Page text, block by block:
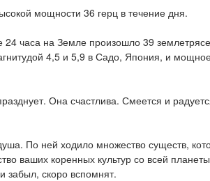
мощности 36 герц в течение дня.
24 часа на Земле произошло 39
4,5 и 5,9 в Садо, Япония, и
Она счастлива. Смеется и
По ней ходило множество существ,
ваших коренных культур со всей
забыл, скоро вспомнят.